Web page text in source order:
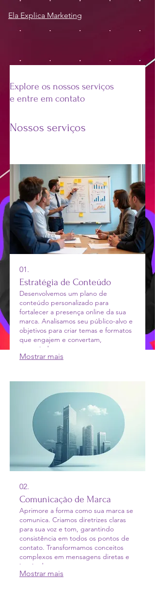
Ela Explica Marketing
Explore os nossos serviços
e entre em contato
Nossos serviços
01.
Estratégia de Conteúdo
Desenvolvemos um plano de
conteúdo personalizado para
fortalecer a presença online da sua
marca. Analisamos seu público-alvo e
objetivos para criar temas e formatos
que engajem e convertam,
garantindo que sua mensagem
chegue de forma clara e impactante.
Mostrar mais
02.
Comunicação de Marca
Aprimore a forma como sua marca se
comunica. Criamos diretrizes claras
para sua voz e tom, garantindo
consistência em todos os pontos de
contato. Transformamos conceitos
complexos em mensagens diretas e
inspiradoras que ressoam com seu
público.
Mostrar mais